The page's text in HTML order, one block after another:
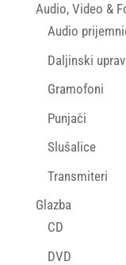
Audio, Video &
Audio
Daljinski
Gramofoni
Punjači
Slušalice
Transmiteri
Glazba
CD
DVD